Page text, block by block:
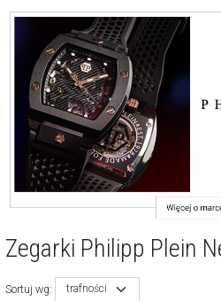
Zegarki Philipp Plein
Sortuj wg: trafności